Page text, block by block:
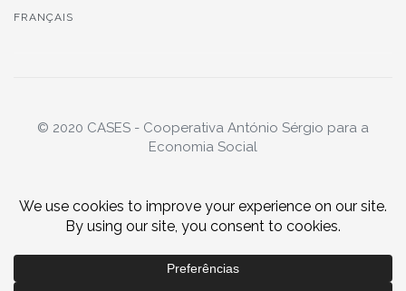
FRANÇAIS
© 2020 CASES - Cooperativa António Sérgio para a
Economia Social